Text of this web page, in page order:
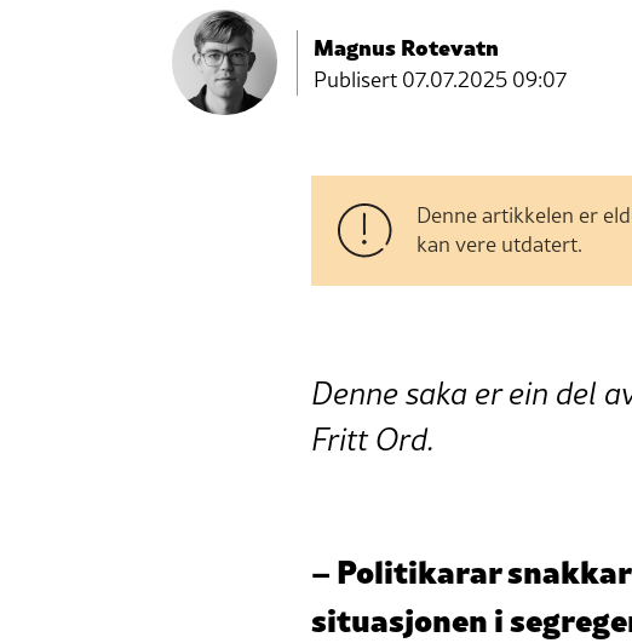
Magnus Rotevatn
Publisert 07.07.2025 09:07
Denne artikkelen er
kan vere utdatert.
Denne saka er ein del
Fritt Ord.
– Politikarar
situasjonen i